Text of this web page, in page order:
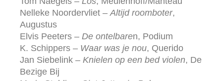
Nelleke Noordervliet –Altijd roomboter,
Augustus
Elvis Peeters – De ontelbaren, Podium
K. Schippers – Waar was je nou, Querido
Jan Siebelink – Knielen op een bed violen, De
Bezige Bij